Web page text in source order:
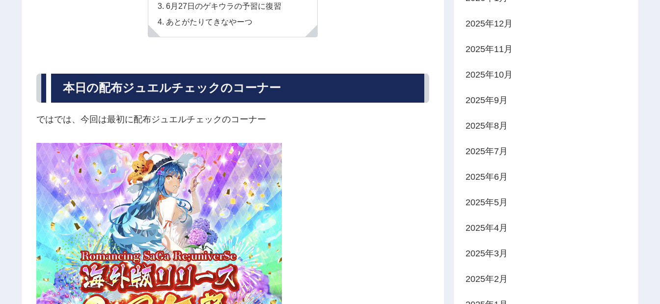
6月27日のゲキウラの予習に復習
あとがたりてきなやーつ
本日の配布ジュエルチェックのコーナー
ではでは、今回は最初に配布ジュエルチェックのコーナー
2025年12月
2025年11月
2025年10月
2025年9月
2025年8月
2025年7月
2025年6月
2025年5月
2025年4月
2025年3月
2025年2月